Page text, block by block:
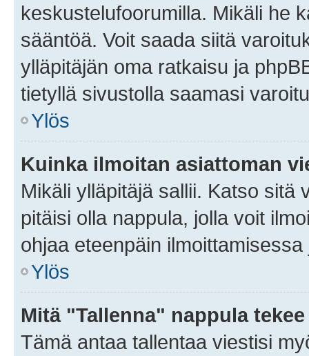
keskustelufoorumilla. Mikäli he
sääntöä. Voit saada siitä
ylläpitäjän oma ratkaisu ja
tietyllä sivustolla saamasi
Ylös
Kuinka ilmoitan asiattoman
Mikäli ylläpitäjä sallii. Katso sitä
pitäisi olla nappula, jolla voit
ohjaa eteenpäin
Ylös
Mitä "Tallenna" nappula
Tämä antaa tallentaa viestisi